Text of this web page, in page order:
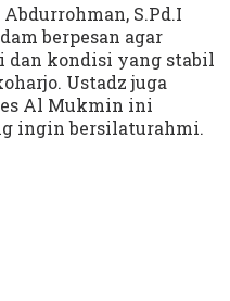
S.Pd.I
berpesan agar
dan kondisi yang stabil
Ustadz juga
Al Mukmin ini
ingin bersilaturahmi.